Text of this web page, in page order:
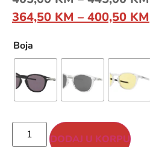
364,50 KM – 400,50 KM
Boja
DODAJ U KORPU